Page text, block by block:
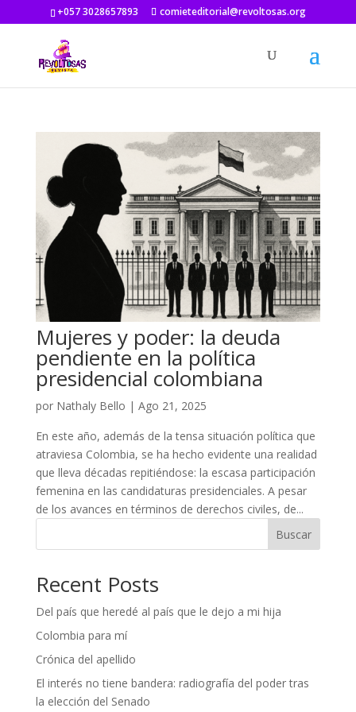
+057 3028657893 comieteditorial@revoltosas.org
Mujeres y poder: la deuda
pendiente en la política
presidencial colombiana
por Nathaly Bello | Ago 21, 2025
En este año, además de la tensa situación política que
atraviesa Colombia, se ha hecho evidente una realidad
que lleva décadas repitiéndose: la escasa participación
femenina en las candidaturas presidenciales. A pesar
de los avances en términos de derechos civiles, de...
Buscar
Recent Posts
Del país que heredé al país que le dejo a mi hija
Colombia para mí
Crónica del apellido
El interés no tiene bandera: radiografía del poder tras
la elección del Senado